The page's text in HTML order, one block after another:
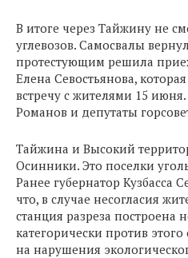
В итоге через Тайжину не
углевозов. Самосвалы
протестующим решила
Елена Севостьянова,
встречу с жителями 15
Романов и депутаты
Тайжина и Высокий
Осинники. Это поселки
Ранее губернатор Кузбасса
что, в случае несогласия
станция разреза построена
категорически против
на нарушения